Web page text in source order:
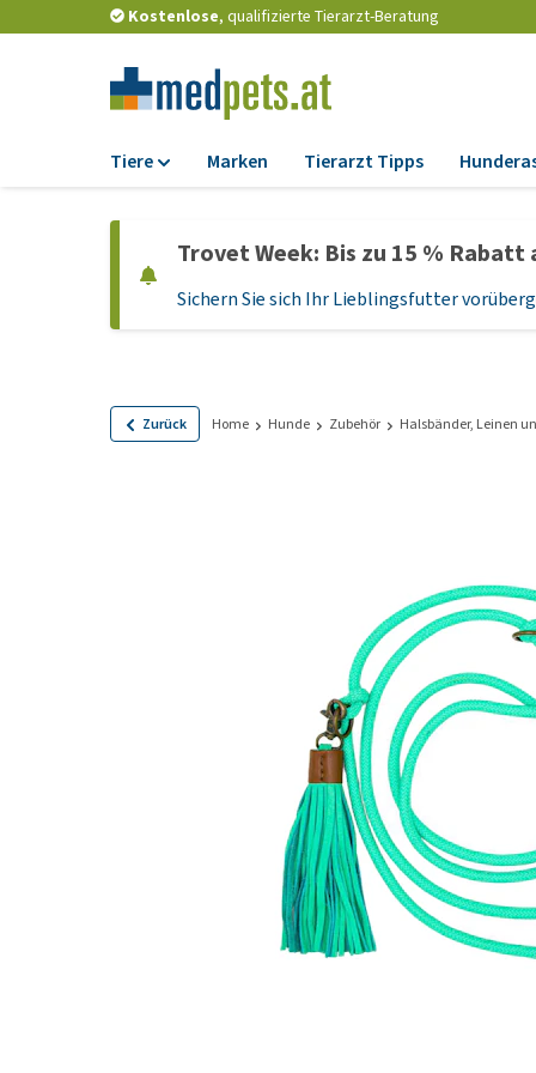
Kostenlose, qualifizierte Tierarzt-Beratung
Tiere
Trockenfutter
Nassfutter
Leckerlis
Marken Tierarzt Tipps
Trovet Week: Bis zu 15 %
Sichern Sie sich Ihr Lieblingsfutter
Zurück Home Hunde Zubehör Halsbänder, Leinen